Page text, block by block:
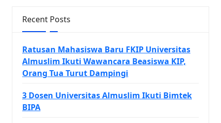
Recent Posts
Ratusan Mahasiswa Baru FKIP Universitas
Almuslim Ikuti Wawancara Beasiswa KIP,
Orang Tua Turut Dampingi
3 Dosen Universitas Almuslim Ikuti Bimtek
BIPA